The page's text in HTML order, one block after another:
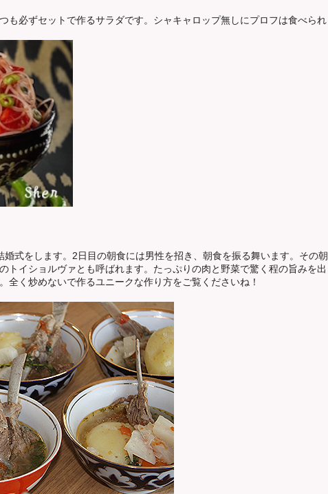
も必ずセットで作るサラダです。シャキャロップ無しにプロフは食べら
婚式をします。2日目の朝食には男性を招き、朝食を振る舞います。その
トイショルヴァとも呼ばれます。たっぷりの肉と野菜で驚く程の旨みを
全く炒めないで作るユニークな作り方をご覧くださいね！